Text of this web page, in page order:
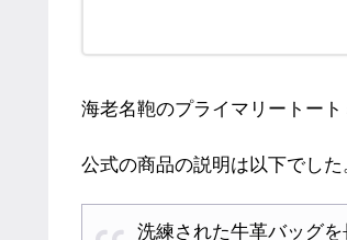
海老名鞄のプライマリートート
公式の商品の説明は以下でした
洗練された牛革バッグ